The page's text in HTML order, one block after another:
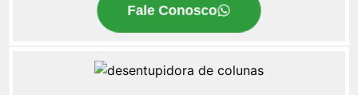
Fale Conosco